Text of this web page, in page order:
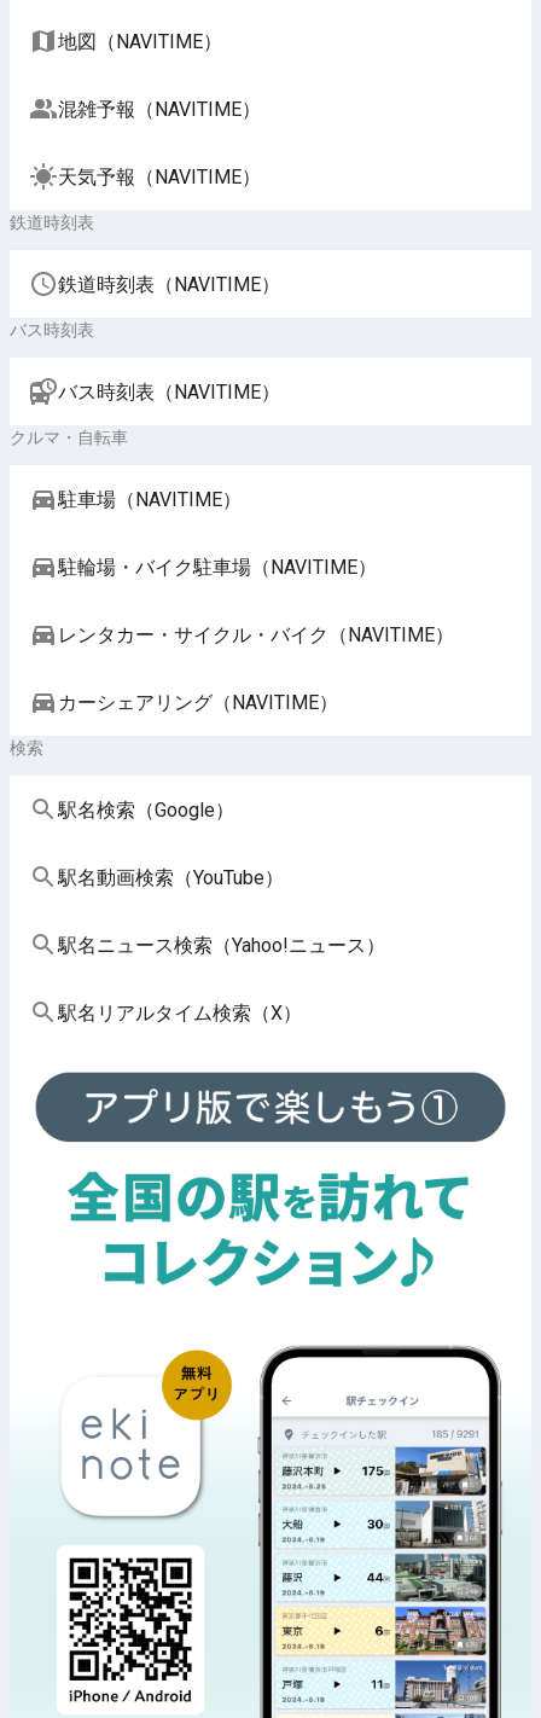
地図（NAVITIME）
混雑予報（NAVITIME）
天気予報（NAVITIME）
鉄道時刻表
鉄道時刻表（NAVITIME）
バス時刻表
バス時刻表（NAVITIME）
クルマ・自転車
駐車場（NAVITIME）
駐輪場・バイク駐車場（NAVITIME）
レンタカー・サイクル・バイク（NAVITIME）
カーシェアリング（NAVITIME）
検索
駅名検索（Google）
駅名動画検索（YouTube）
駅名ニュース検索（Yahoo!ニュース）
駅名リアルタイム検索（X）